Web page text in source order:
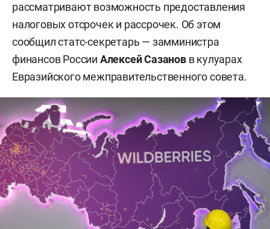
рассматривают возможность предоставления
налоговых отсрочек и рассрочек. Об этом
сообщил статс-секретарь — замминистра
финансов России Алексей Сазановв кулуарах
Евразийского межправительственного совета.